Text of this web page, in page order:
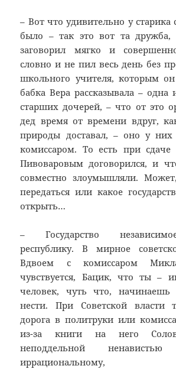
– Вот что удивительно у
было – так это вот та дружба,
заговорил мягко и
словно и не пил весь день без
школьного учителя, которым
бабка Вера рассказывала – одна
старших дочерей, – что от это
дед время от времени вдруг,
природы доставал, – оно у
комиссаром. То есть при
Пивоваровым договорился, и
совместно злоумышляли.
передаться или какое
открыть…
– Государство
республику. В мирное
Вдвоем с комиссаром
чувствуется, Бацик, что ты –
человек, чуть что, начинаешь
нести. При Советской власти
дорога в политруки или
из-за книги на него
неподдельной